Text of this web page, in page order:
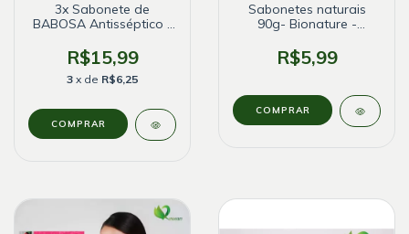
3x Sabonete de
BABOSA Antisséptico -
R$15,99
3 x de R$6,25
Sabonetes naturais
90g- Bionature -
R$5,99
COMPRAR